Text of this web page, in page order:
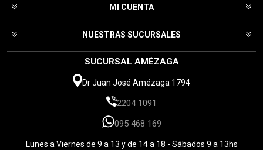
MI CUENTA
NUESTRAS SUCURSALES
SUCURSAL AMÉZAGA
Dr Juan José Amézaga 1794
2204 1091
095 468 169
Lunes a Viernes de 9 a 13 y de 14 a 18 - Sábados 9 a 13hs